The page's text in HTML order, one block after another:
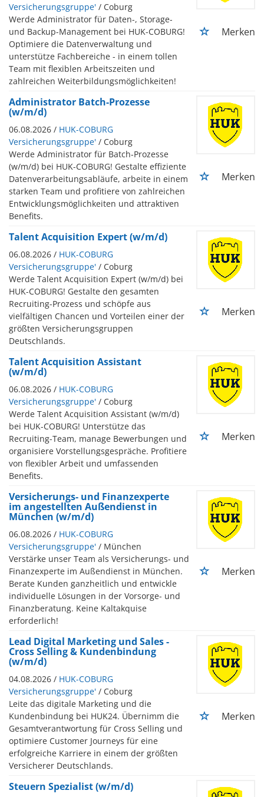
Versicherungsgruppe' / Coburg
Werde Administrator für Daten-, Storage-
und Backup-Management bei HUK-COBURG!
Optimiere die Datenverwaltung und
unterstütze Fachbereiche - in einem tollen
Team mit flexiblen Arbeitszeiten und
zahlreichen Weiterbildungsmöglichkeiten!
Merken
Administrator Batch-Prozesse
(w/m/d)
06.08.2026 / HUK-COBURG
Versicherungsgruppe' / Coburg
Werde Administrator für Batch-Prozesse
(w/m/d) bei HUK-COBURG! Gestalte effiziente
Datenverarbeitungsabläufe, arbeite in einem
starken Team und profitiere von zahlreichen
Entwicklungsmöglichkeiten und attraktiven
Benefits.
Merken
Talent Acquisition Expert (w/m/d)
06.08.2026 / HUK-COBURG
Versicherungsgruppe' / Coburg
Werde Talent Acquisition Expert (w/m/d) bei
HUK-COBURG! Gestalte den gesamten
Recruiting-Prozess und schöpfe aus
vielfältigen Chancen und Vorteilen einer der
größten Versicherungsgruppen
Deutschlands.
Merken
Talent Acquisition Assistant
(w/m/d)
06.08.2026 / HUK-COBURG
Versicherungsgruppe' / Coburg
Werde Talent Acquisition Assistant (w/m/d)
bei HUK-COBURG! Unterstütze das
Recruiting-Team, manage Bewerbungen und
organisiere Vorstellungsgespräche. Profitiere
von flexibler Arbeit und umfassenden
Benefits.
Merken
Versicherungs- und Finanzexperte
im angestellten Außendienst in
München (w/m/d)
06.08.2026 / HUK-COBURG
Versicherungsgruppe' / München
Verstärke unser Team als Versicherungs- und
Finanzexperte im Außendienst in München.
Berate Kunden ganzheitlich und entwickle
individuelle Lösungen in der Vorsorge- und
Finanzberatung. Keine Kaltakquise
erforderlich!
Merken
Lead Digital Marketing und Sales -
Cross Selling & Kundenbindung
(w/m/d)
04.08.2026 / HUK-COBURG
Versicherungsgruppe' / Coburg
Leite das digitale Marketing und die
Kundenbindung bei HUK24. Übernimm die
Gesamtverantwortung für Cross Selling und
optimiere Customer Journeys für eine
erfolgreiche Karriere in einem der größten
Versicherer Deutschlands.
Merken
Steuern Spezialist (w/m/d)